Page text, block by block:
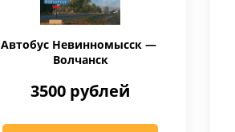
Автобус Невинномысск —
Волчанск
3500 рублей